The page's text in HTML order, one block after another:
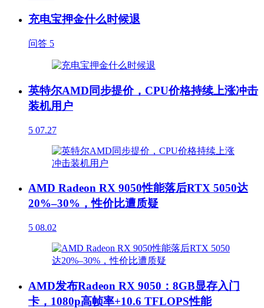
充电宝押金什么时候退
问答 5
英特尔AMD同步提价，CPU价格持续上涨冲击
装机用户
5 07.27
AMD Radeon RX 9050性能落后RTX 5050达
20%–30%，性价比遭质疑
5 08.02
AMD发布Radeon RX 9050：8GB显存入门
卡，1080p高帧率+10.6 TFLOPS性能